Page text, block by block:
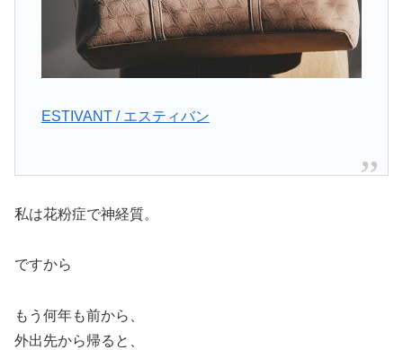
ESTIVANT / エスティバン
私は花粉症で神経質。
ですから
もう何年も前から、
外出先から帰ると、